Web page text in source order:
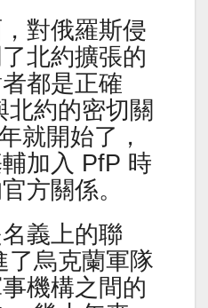
對俄羅斯侵
北約擴張的
都是正確
北約的密切關
就開始了，
加入 PfP 時
方關係。
義上的聯
了烏克蘭軍隊
機構之間的